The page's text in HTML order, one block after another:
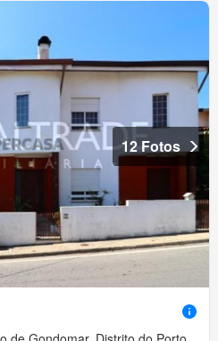
12 Fotos